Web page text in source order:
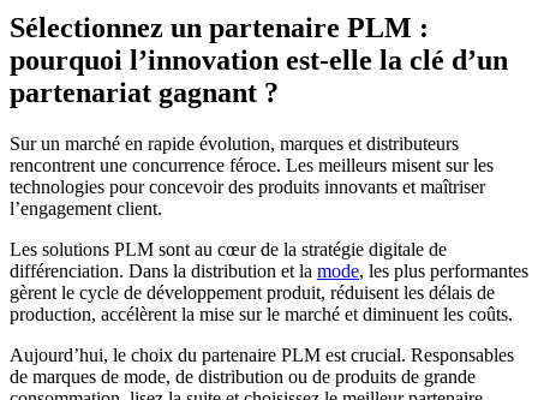
Sélectionnez un partenaire PLM :
pourquoi l’innovation est-elle la clé d’un
partenariat gagnant ?
Sur un marché en rapide évolution, marques et distributeurs
rencontrent une concurrence féroce. Les meilleurs misent sur les
technologies pour concevoir des produits innovants et maîtriser
l’engagement client.
Les solutions PLM sont au cœur de la stratégie digitale de
différenciation. Dans la distribution et la mode, les plus performantes
gèrent le cycle de développement produit, réduisent les délais de
production, accélèrent la mise sur le marché et diminuent les coûts.
Aujourd’hui, le choix du partenaire PLM est crucial. Responsables
de marques de mode, de distribution ou de produits de grande